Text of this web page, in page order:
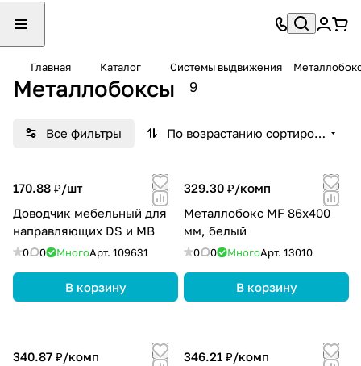
Главная Каталог Системы выдвижения
Металлобоксы 9
Все фильтры
170.88 ₽/шт
Доводчик мебельный для
направляющих DS и MB
0 0 МногоАрт. 109631
В корзину
329.30 ₽/комп
Металлобокс MF 86х400
мм, белый
0 0 МногоАрт. 13010
В корзину
340.87 ₽/комп
346.21 ₽/комп